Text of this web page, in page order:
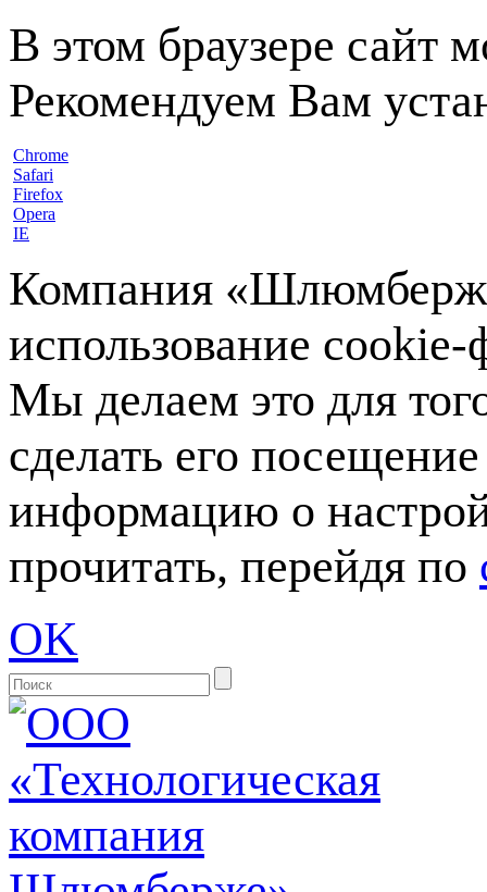
В этом браузере сайт
Рекомендуем Вам
Chrome
Safari
Firefox
Opera
IE
Компания
использование
Мы делаем это для
сделать его
информацию о
прочитать, перейдя по
OK